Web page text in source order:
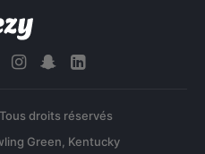
droits réservés